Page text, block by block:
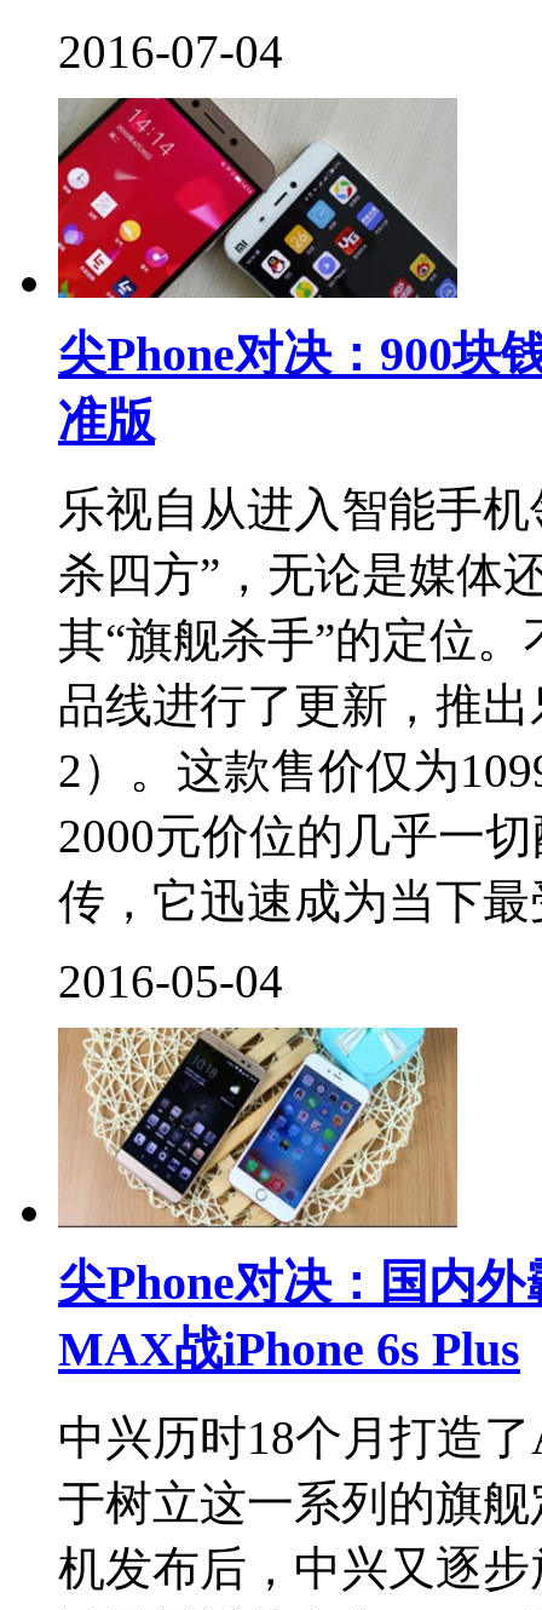
2016-07-04
尖Phone对决：900块
准版
乐视自从进入智能手
杀四方”，无论是媒体
其“旗舰杀手”的定位
品线进行了更新，推
2）。这款售价仅为
2000元价位的几乎一
传，它迅速成为当下
2016-05-04
尖Phone对决：国内
MAX战iPhone 6s Plus
中兴历时18个月打造
于树立这一系列的旗
机发布后，中兴又逐